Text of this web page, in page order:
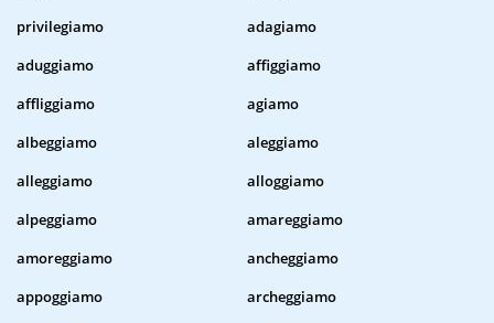
privilegiamo
adagiamo
aduggiamo
affiggiamo
affliggiamo
agiamo
albeggiamo
aleggiamo
alleggiamo
alloggiamo
alpeggiamo
amareggiamo
amoreggiamo
ancheggiamo
appoggiamo
archeggiamo